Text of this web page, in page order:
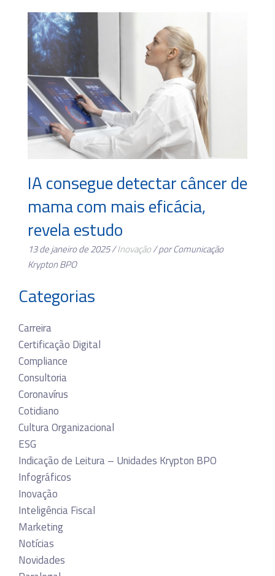
IA consegue detectar câncer de
mama com mais eficácia,
revela estudo
13 de janeiro de 2025 /Inovação/ por Comunicação
Krypton BPO
Categorias
Carreira
Certificação Digital
Compliance
Consultoria
Coronavírus
Cotidiano
Cultura Organizacional
ESG
Indicação de Leitura – Unidades Krypton BPO
Infográficos
Inovação
Inteligência Fiscal
Marketing
Notícias
Novidades